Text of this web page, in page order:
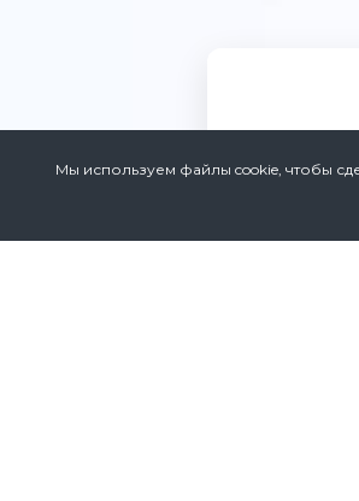
Мы используем файлы cookie, чтобы